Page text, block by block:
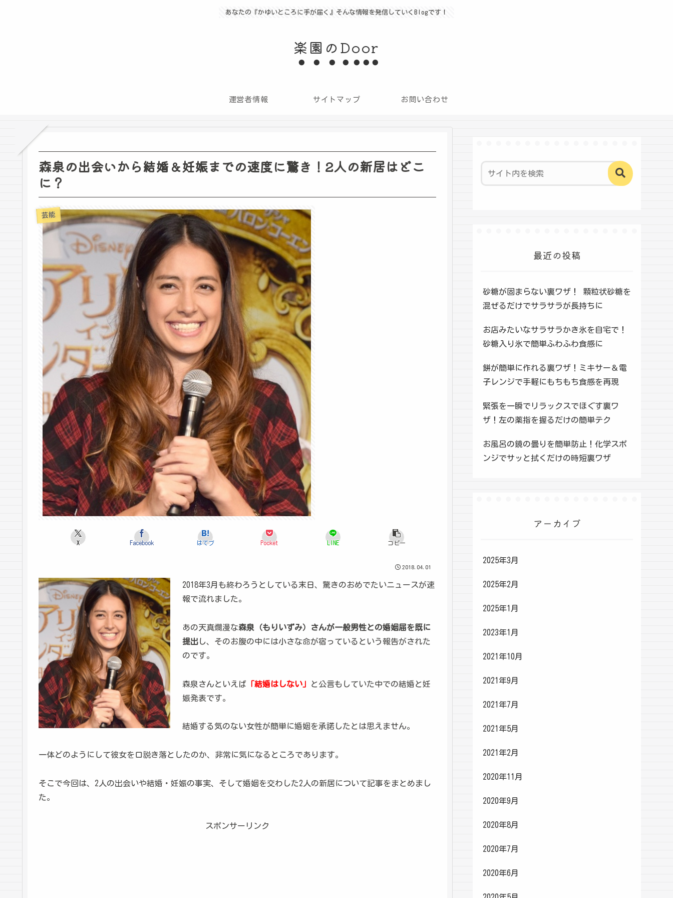
あなたの『かゆいところに手が届く』そんな情報を発信していくBlogです！
楽園のDoor
運営者情報 サイトマップ お問い合わせ
森泉の出会いから結婚＆妊娠までの速度に驚き！2人の新居はどこ
に？
芸能
X Facebook はてブ Pocket LINE コピー
2018.04.01
2018年3月も終わろうとしている末日、驚きのおめでたいニュースが速
報で流れました。
あの天真爛漫な森泉（もりいずみ）さんが一般男性との婚姻届を既に
提出し、そのお腹の中には小さな命が宿っているという報告がされた
のです。
森泉さんといえば 「結婚はしない」
と公言もしていた中での結婚と妊
娠発表です。
結婚する気のない女性が簡単に婚姻を承諾したとは思えません。
一体どのようにして彼女を口説き落としたのか、非常に気になるところであります。
そこで今回は、2人の出会いや結婚・妊娠の事実、そして婚姻を交わした2人の新居について記事をまとめまし
た。
スポンサーリンク
最近の投稿
砂糖が固まらない裏ワザ！ 顆粒状砂糖を
混ぜるだけでサラサラが長持ちに
お店みたいなサラサラかき氷を自宅で！
砂糖入り氷で簡単ふわふわ食感に
餅が簡単に作れる裏ワザ！ミキサー＆電
子レンジで手軽にもちもち食感を再現
緊張を一瞬でリラックスでほぐす裏ワ
ザ！左の薬指を握るだけの簡単テク
お風呂の鏡の曇りを簡単防止！化学スポ
ンジでサッと拭くだけの時短裏ワザ
アーカイブ
2025年3月
2025年2月
2025年1月
2023年1月
2021年10月
2021年9月
2021年7月
2021年5月
2021年2月
2020年11月
2020年9月
2020年8月
2020年7月
2020年6月